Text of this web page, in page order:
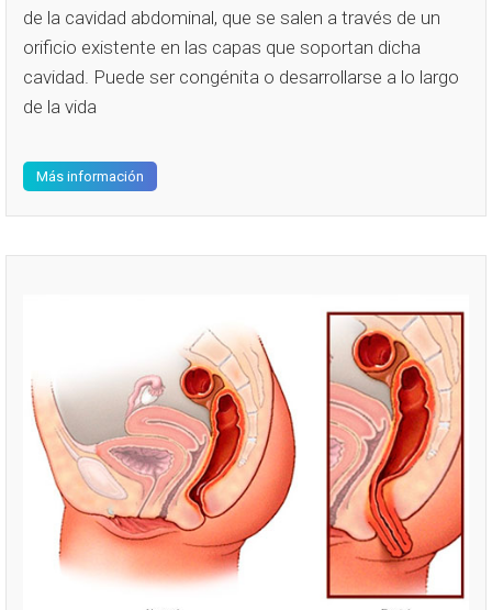
de la cavidad abdominal, que se salen a través de un
orificio existente en las capas que soportan dicha
cavidad. Puede ser congénita o desarrollarse a lo largo
de la vida
Más información